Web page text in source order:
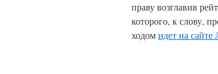
праву возглавив
которого, к слову,
ходомидет на